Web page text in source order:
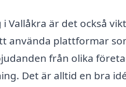
Vallåkra är det också
använda plattformar
från olika
Det är alltid en bra